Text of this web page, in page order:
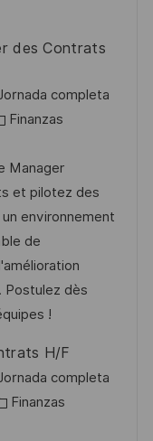
des Contrats
completa
Finanzas
Manager
et pilotez des
environnement
de
Postulez dès
!
H/F
completa
Finanzas